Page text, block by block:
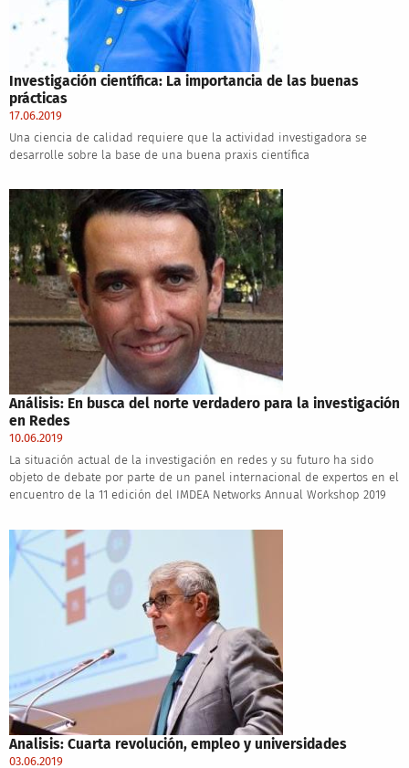
Investigación científica: La importancia de las buenas
prácticas
17.06.2019
Una ciencia de calidad requiere que la actividad investigadora se
desarrolle sobre la base de una buena praxis científica
Análisis: En busca del norte verdadero para la investigación
en Redes
10.06.2019
La situación actual de la investigación en redes y su futuro ha sido
objeto de debate por parte de un panel internacional de expertos en el
encuentro de la 11 edición del IMDEA Networks Annual Workshop 2019
Analisis: Cuarta revolución, empleo y universidades
03.06.2019